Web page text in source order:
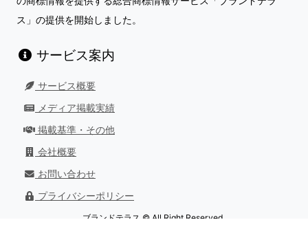
ス」の提供を開始しました。
サービス案内
サービス概要
メディア掲載実績
掲載基準・その他
会社概要
お問い合わせ
プライバシーポリシー
ブランドテラス © All Right Reserved.